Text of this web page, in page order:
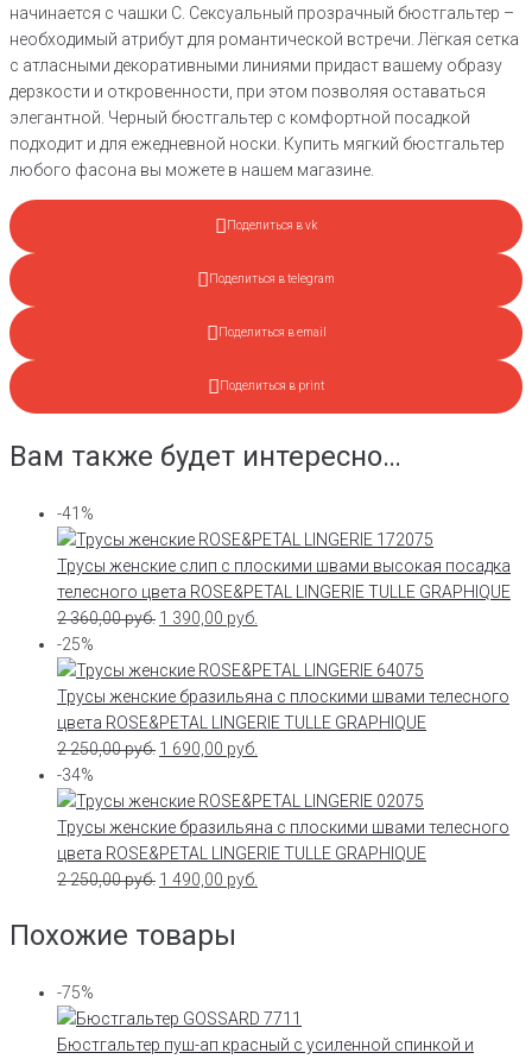
начинается с чашки С. Сексуальный прозрачный бюстгальтер –
необходимый атрибут для романтической встречи. Лёгкая сетка
с атласными декоративными линиями придаст вашему образу
дерзкости и откровенности, при этом позволяя оставаться
элегантной. Черный бюстгальтер с комфортной посадкой
подходит и для ежедневной носки. Купить мягкий бюстгальтер
любого фасона вы можете в нашем магазине.
Поделиться в vk
Поделиться в telegram
Поделиться в email
Поделиться в print
Вам также будет интересно…
-41%
Трусы женские слип с плоскими швами высокая посадка
телесного цвета ROSE&PETAL LINGERIE TULLE GRAPHIQUE
2 360,00руб. 1 390,00 руб.
-25%
Трусы женские бразильяна с плоскими швами телесного
цвета ROSE&PETAL LINGERIE TULLE GRAPHIQUE
2 250,00руб. 1 690,00 руб.
-34%
Трусы женские бразильяна с плоскими швами телесного
цвета ROSE&PETAL LINGERIE TULLE GRAPHIQUE
2 250,00руб. 1 490,00 руб.
Похожие товары
-75%
Бюстгальтер пуш-ап красный с усиленной спинкой и